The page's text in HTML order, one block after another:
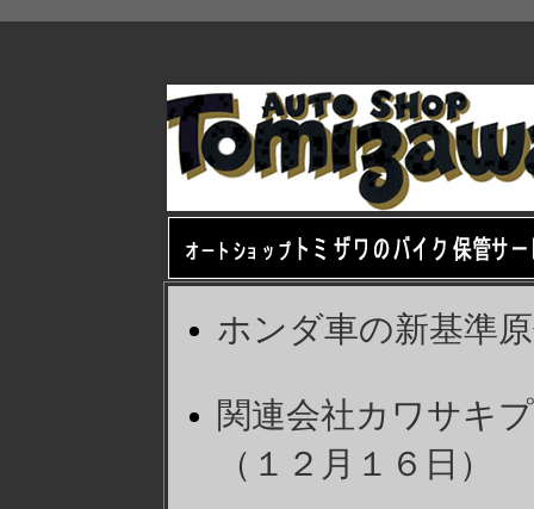
ホンダ車の新基準
関連会社カワサキ
（１２月１６日）